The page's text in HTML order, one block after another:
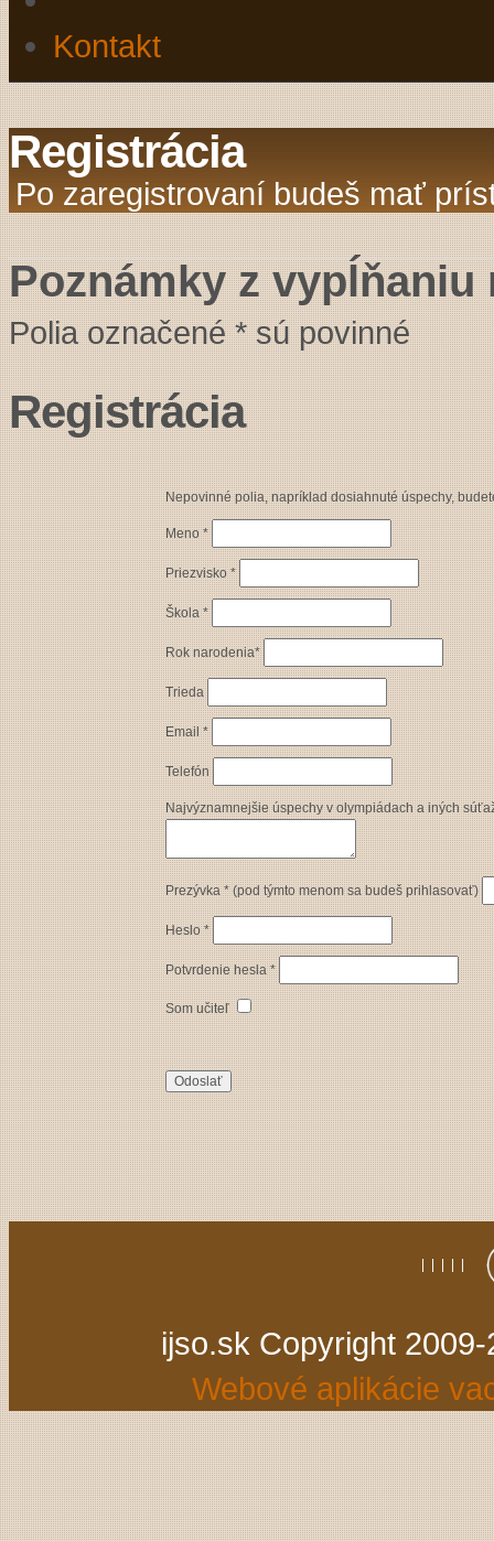
Kontakt
Registrácia
Po zaregistrovaní budeš mať
Poznámky z
Polia označené * sú povinné
Registrácia
Nepovinné polia, napríklad dosiahnuté úspechy,
Meno *
Priezvisko *
Škola *
Rok narodenia*
Trieda
Email *
Telefón
Najvýznamnejšie úspechy v olympiádach a iných
Prezývka * (pod týmto menom sa budeš prihlasovať)
Heslo *
Potvrdenie hesla *
Som učiteľ
ijso.sk Copyright
Webové aplikácie